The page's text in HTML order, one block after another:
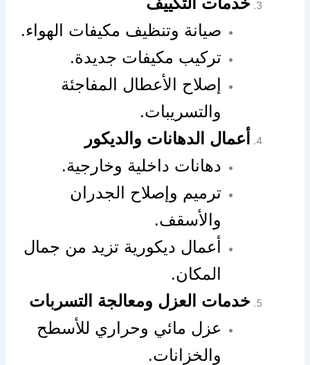
صيانة وتنظيف مكيفات الهواء.
تركيب مكيفات جديدة.
إصلاح الأعطال المفاجئة
والتسريبات.
أعمال الدهانات والديكور
دهانات داخلية وخارجية.
ترميم وإصلاح الجدران
والأسقف.
أعمال ديكورية تزيد من جمال
المكان.
خدمات العزل ومعالجة التسربات
عزل مائي وحراري للأسطح
والخزانات.